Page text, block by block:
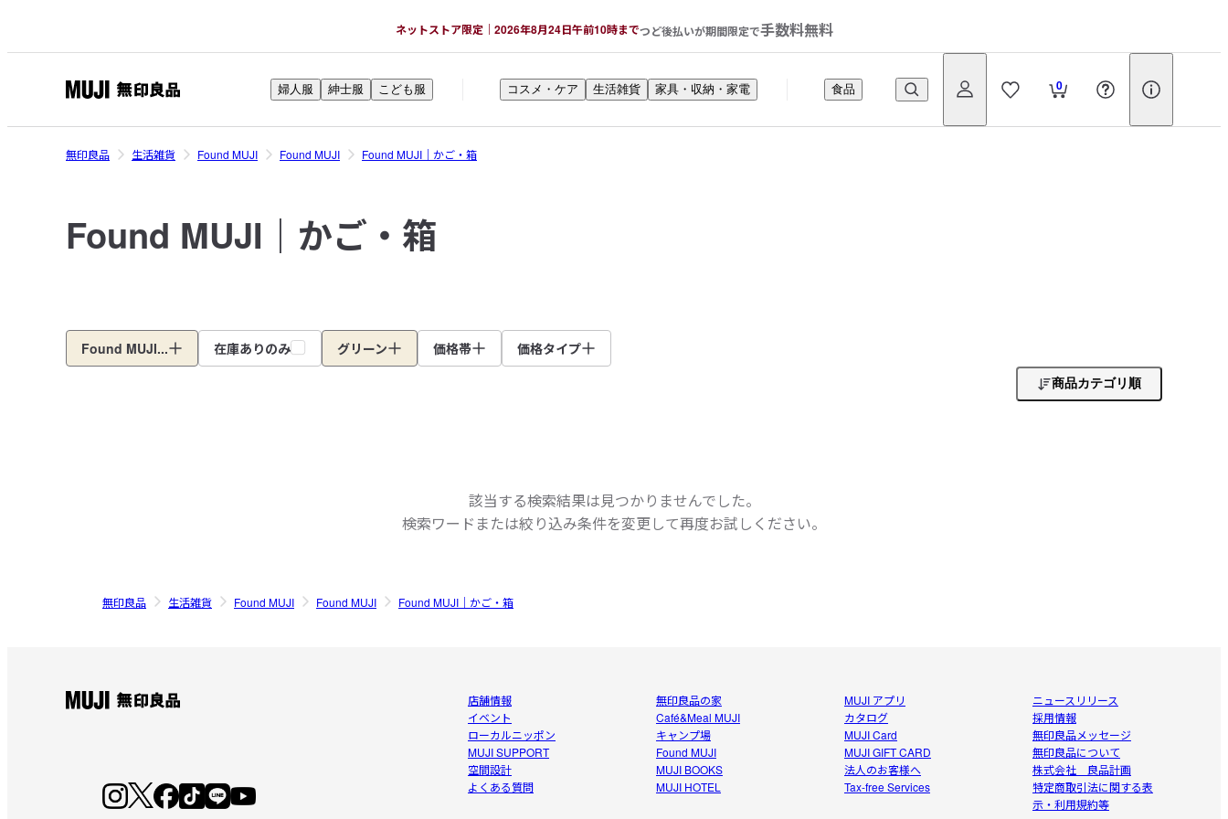
ネットストア限定｜2026年8月24日午前10時までつど後払いが期間限定で手数料無料
印
良
ッ
ト
0
婦人服 紳士服 こども服 コスメ・ケア 生活雑貨 家具・収納・家電 食品
無印良品 生活雑貨 Found MUJI Found MUJI Found MUJI｜かご・箱
Found MUJI｜かご・箱
Found MUJI... 在庫ありのみ グリーン 価格帯 価格タイプ
商品カテゴリ順
該当する検索結果は見つかりませんでした。
検索ワードまたは絞り込み条件を変更して再度お試しください。
無印良品 生活雑貨 Found MUJI Found MUJI Found MUJI｜かご・箱
店舗情報
イベント
ローカルニッポン
MUJI SUPPORT
空間設計
よくある質問
無印良品の家
Café&Meal MUJI
キャンプ場
Found MUJI
MUJI BOOKS
MUJI HOTEL
MUJI アプリ
カタログ
MUJI Card
MUJI GIFT CARD
法人のお客様へ
Tax-free Services
ニュースリリース
採用情報
無印良品メッセージ
無印良品について
株式会社 良品計画
特定商取引法に関する表
示・利用規約等